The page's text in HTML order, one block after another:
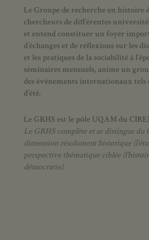
Le Groupe de recherche en histoire
chercheurs de différentes
et entend constituer un foyer
d’échanges et de réflexions sur les
et les pratiques de la sociabilité à
séminaires mensuels, anime un
des événements internationaux tels
d’été.
Le GRHS est le pôle UQAM du
Le GRHS complète et se distingue du
dimension résolument historique
perspective thématique ciblée
démocratie).